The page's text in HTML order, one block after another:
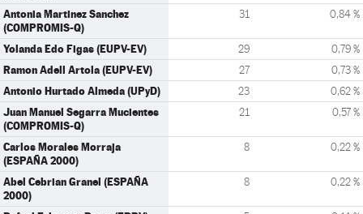
Antonia Martinez Sanchez
(COMPROMIS-Q)
31 0,84 %
Yolanda Edo Figas (EUPV-EV) 29 0,79 %
Ramon Adell Artola (EUPV-EV) 27 0,73 %
Antonio Hurtado Almeda (UPyD) 23 0,62 %
Juan Manuel Segarra Mucientes
(COMPROMIS-Q)
21 0,57 %
Carlos Morales Morraja
(ESPAÑA 2000)
8 0,22 %
Abel Cebrian Granel (ESPAÑA
2000)
8 0,22 %